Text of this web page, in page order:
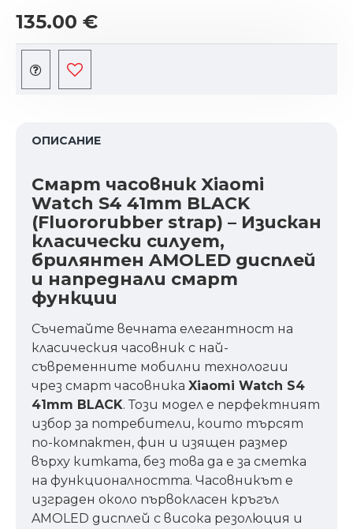
135.00 €
ОПИСАНИЕ
Смарт часовник Xiaomi
Watch S4 41mm BLACK
(Fluororubber strap) – Изискан
класически силует,
брилянтен AMOLED дисплей
и напреднали смарт
функции
Съчетайте вечната елегантност на
класическия часовник с най-
съвременните мобилни технологии
чрез смарт часовника Xiaomi Watch S4
41mm BLACK. Този модел е перфектният
избор за потребители, които търсят
по-компактен, фин и изящен размер
върху китката, без това да е за сметка
на функционалността. Часовникът е
изграден около първокласен кръгъл
AMOLED дисплей с висока резолюция и